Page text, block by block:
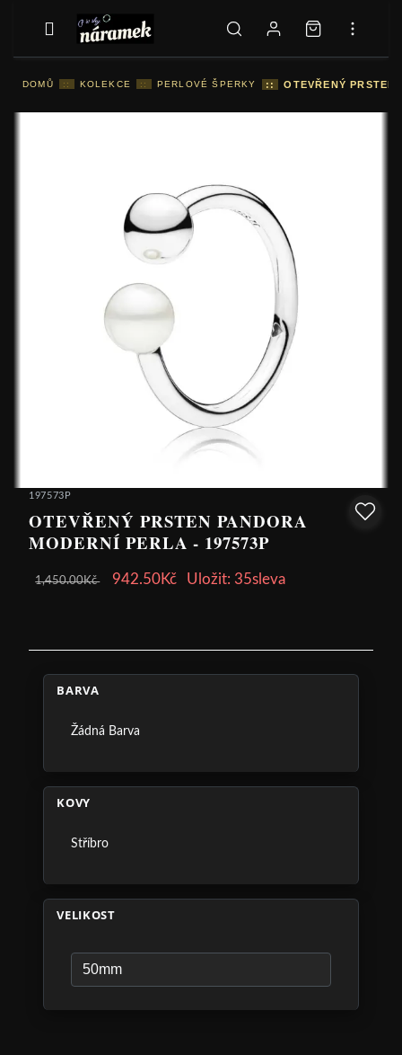
DOMŮ :: KOLEKCE :: PERLOVÉ ŠPERKY :: OTEVŘENÝ
197573P
OTEVŘENÝ PRSTEN PANDORA
MODERNÍ PERLA - 197573P
1,450.00Kč 942.50Kč Uložit: 35sleva
BARVA
Žádná Barva
KOVY
Stříbro
VELIKOST